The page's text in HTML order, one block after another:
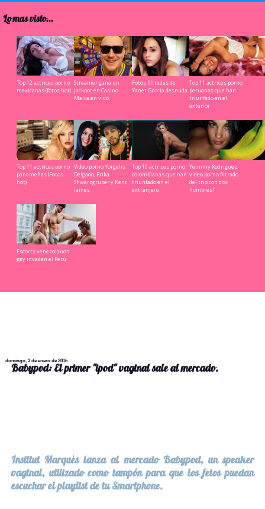
Lo mas visto...
Top 12 actrices porno
mexicanas (fotos hot)
Streamer gana un
jackpot en Casino
Malta en vivo.
Fotos filtradas de
Yanet Garcia desnuda
Top 11 actrices porno
peruanas que han
triunfado en el
exterior
Top 11 actrices porno
panameñas (Fotos
hot)
Video porno Yorgelis
Delgado, Erika
Shwarzgruber y Kent
James
Top 10 actrices porno
colombianas que han
triunfado en el
extranjero
Yeimmy Rodriguez
video porno filtrado
del trio con dos
hombres!
Escorts venezolanos
gay invaden el Perú.
domingo, 3 de enero de 2016
Babypod: El primer "ipod" vaginal sale al mercado.
Institut Marquès lanza al mercado Babypod, un speaker
vaginal, utilizado como tampón para que los fetos puedan
escuchar el playlist de tu Smartphone.